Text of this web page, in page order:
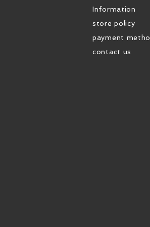
在需要長距
定的連接，支
醫療影像和遠程診
適用於醫療影
Information
store policy
payment
contact us